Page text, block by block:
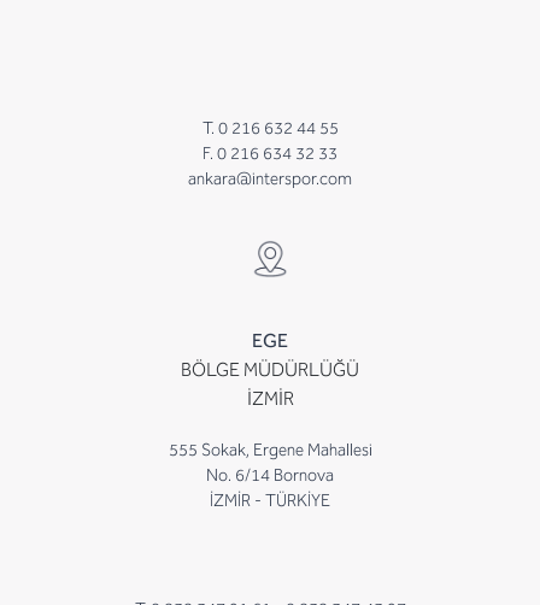
T. 0 216 632 44 55
F. 0 216 634 32 33
ankara@interspor.com
EGE
BÖLGE MÜDÜRLÜĞÜ
İZMİR
555 Sokak, Ergene Mahallesi
No. 6/14 Bornova
İZMİR - TÜRKİYE